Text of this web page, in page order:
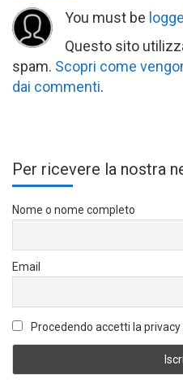
You must be
Questo sito
spam. Scopri come
dai commenti.
Per ricevere la nostra
Nome o nome completo
Email
Procedendo accetti la privacy